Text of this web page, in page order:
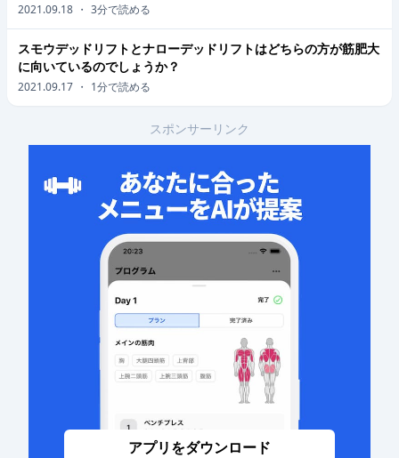
2021.09.18 ・ 3分で読める
スモウデッドリフトとナローデッドリフトはどちらの方が筋肥大
に向いているのでしょうか？
2021.09.17 ・ 1分で読める
スポンサーリンク
アプリをダウンロード